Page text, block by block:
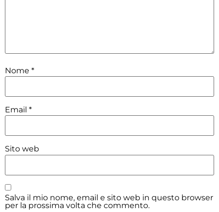
Nome *
Email *
Sito web
Salva il mio nome, email e sito web in questo browser
per la prossima volta che commento.